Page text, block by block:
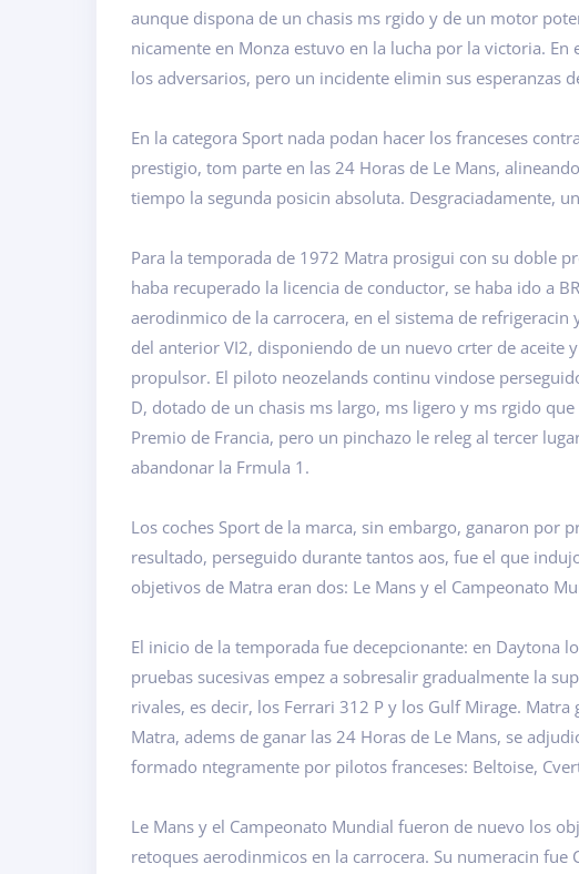
aunque dispona de un chasis ms rgido y de un motor
nicamente en Monza estuvo en la lucha por la victoria.
los adversarios, pero un incidente elimin sus esperanzas
En la categora Sport nada podan hacer los franceses
prestigio, tom parte en las 24 Horas de Le Mans,
tiempo la segunda posicin absoluta. Desgraciadamente,
Para la temporada de 1972 Matra prosigui con su doble
haba recuperado la licencia de conductor, se haba ido a
aerodinmico de la carrocera, en el sistema de
del anterior VI2, disponiendo de un nuevo crter de
propulsor. El piloto neozelands continu vindose
D, dotado de un chasis ms largo, ms ligero y ms rgido
Premio de Francia, pero un pinchazo le releg al tercer
abandonar la Frmula 1.
Los coches Sport de la marca, sin embargo, ganaron por
resultado, perseguido durante tantos aos, fue el que
objetivos de Matra eran dos: Le Mans y el Campeonato
El inicio de la temporada fue decepcionante: en Daytona
pruebas sucesivas empez a sobresalir gradualmente la
rivales, es decir, los Ferrari 312 P y los Gulf Mirage.
Matra, adems de ganar las 24 Horas de Le Mans, se
formado ntegramente por pilotos franceses: Beltoise,
Le Mans y el Campeonato Mundial fueron de nuevo los
retoques aerodinmicos en la carrocera. Su numeracin fue